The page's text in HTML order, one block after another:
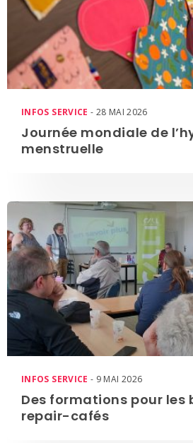
INFOS SERVICE- 28 MAI 2026
Journée mondiale de
menstruelle
INFOS SERVICE- 9 MAI 2026
Des formations pour les
repair-cafés